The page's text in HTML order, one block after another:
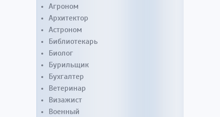
Агроном
Архитектор
Астроном
Библиотекарь
Биолог
Бурильщик
Бухгалтер
Ветеринар
Визажист
Военный